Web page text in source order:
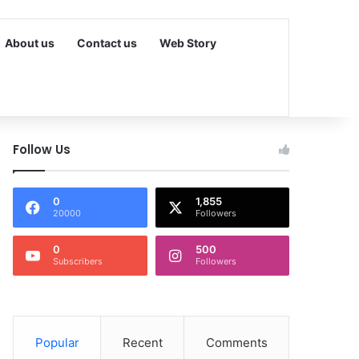
About us Contact us Web Story
Follow Us
0
20000
1,855
Followers
0
Subscribers
500
Followers
Popular Recent Comments